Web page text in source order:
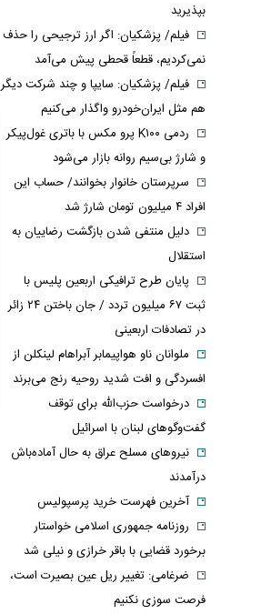
بپذیرید
فیلم/ پزشکیان: اگر ارز ترجیحی را حذف
نمی‌کردیم، قطعاً قحطی پیش می‌آمد
فیلم/ پزشکیان: سایپا و چند شرکت دیگر
هم مثل ایران‌خودرو واگذار می‌کنیم
ردمی K۱۰۰ پرو مکس با باتری غول‌پیکر
و شارژ بی‌سیم روانه بازار می‌شود
سرپرستان خانوار بخوانند/ حساب این
افراد ۴ میلیون تومان شارژ شد
دلیل منتفی شدن بازگشت رضاییان به
استقلال
پایان طرح ترافیکی اربعین پلیس با
ثبت ۶۷ میلیون تردد / جان باختن ۲۴ زائر
در تصادفات اربعینی
ملوانان ناو هواپیمابر آبراهام لینکلن از
افسردگی و افت شدید روحیه رنج می‌برند
درخواست حزب‌الله برای توقف
گفت‌وگوهای لبنان با اسرائیل
نیروهای مسلح عراق به حال آماده‌باش
درآمدند
آخرین فهرست خرید پرسپولیس
روزنامه جمهوری اسلامی خواستار
برخورد قضایی با باقر خرازی و نیلی شد
ضرغامی: تغییر ریل عین بصیرت است،
فرصت سوزی نکنیم